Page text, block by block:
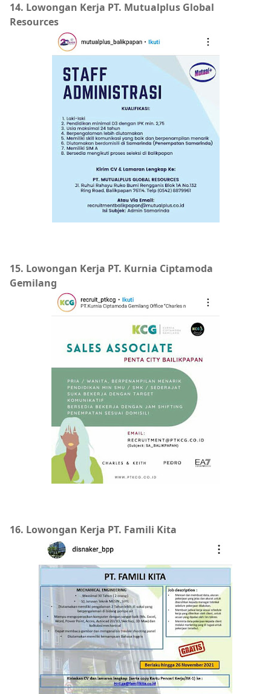
14. Lowongan Kerja PT. Mutualplus Global
Resources
15. Lowongan Kerja PT. Kurnia Ciptamoda
Gemilang
16. Lowongan Kerja PT. Famili Kita